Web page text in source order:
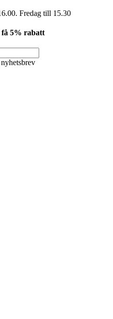
Fredag ​​till 15.30
få 5% rabatt